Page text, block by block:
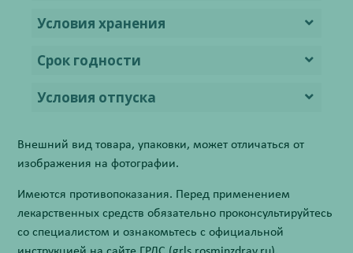
Условия хранения
Срок годности
Условия отпуска
Внешний вид товара, упаковки, может отличаться от
изображения на фотографии.
Имеются противопоказания. Перед применением
лекарственных средств обязательно проконсультируйтесь
со специалистом и ознакомьтесь с официальной